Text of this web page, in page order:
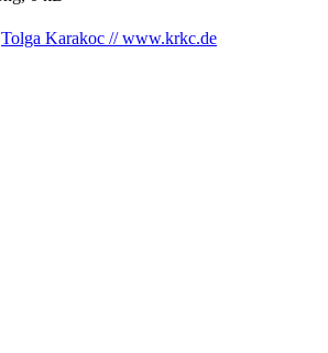
Tolga Karakoc // www.krkc.de